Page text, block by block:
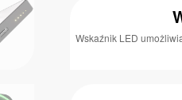
Wskaźnik LED